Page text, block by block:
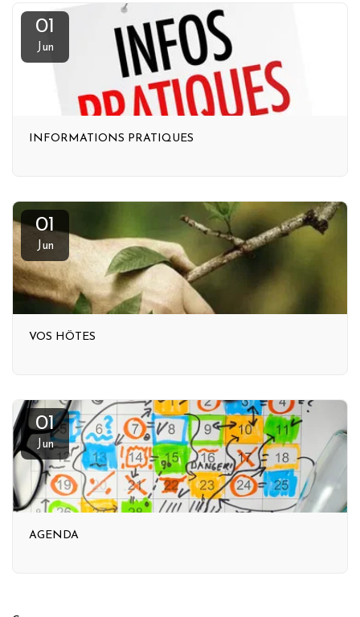
01
Jun
INFORMATIONS PRATIQUES
01
Jun
VOS HÔTES
01
Jun
AGENDA